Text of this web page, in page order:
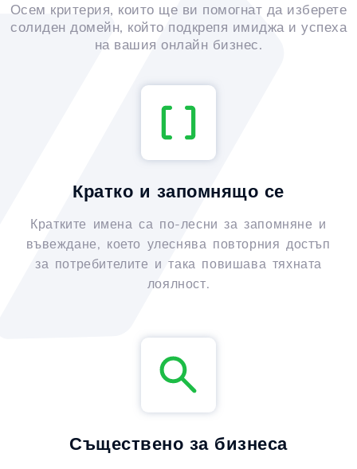
Осем критерия, които ще ви помогнат да изберете
солиден домейн, който подкрепя имиджа и успеха
на вашия онлайн бизнес.
Кратко и запомнящо се
Кратките имена са по-лесни за запомняне и
въвеждане, което улеснява повторния достъп
за потребителите и така повишава тяхната
лоялност.
Съществено за бизнеса